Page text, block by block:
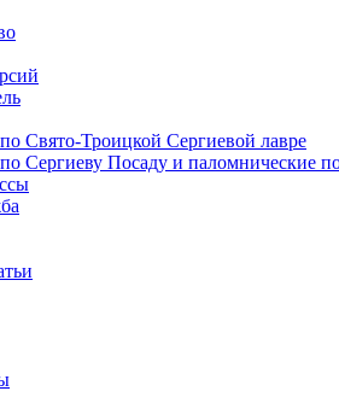
Свято-Троицкой Сергиевой лавре
Сергиеву Посаду и паломнические